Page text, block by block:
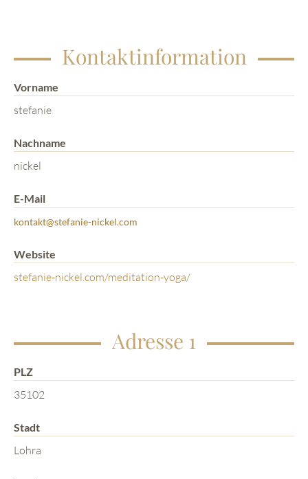
Kontaktinformation
Vorname
stefanie
Nachname
nickel
E-Mail
kontakt@stefanie-nickel.com
Website
stefanie-nickel.com/meditation-yoga/
Adresse 1
PLZ
35102
Stadt
Lohra